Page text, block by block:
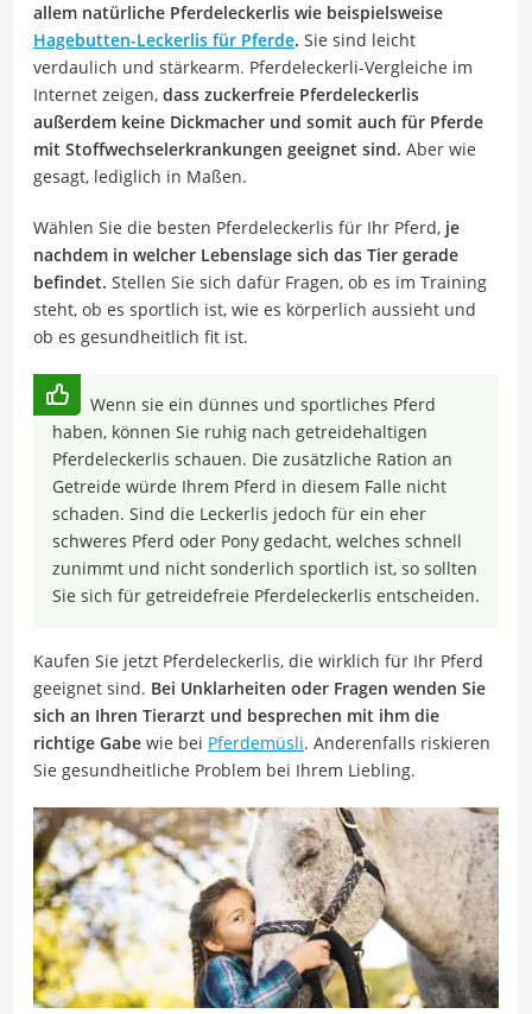
allem natürliche Pferdeleckerlis wie beispielsweise
Hagebutten-Leckerlis für Pferde. Sie sind leicht
verdaulich und stärkearm. Pferdeleckerli-Vergleiche im
Internet zeigen, dass zuckerfreie Pferdeleckerlis
außerdem keine Dickmacher und somit auch für Pferde
mit Stoffwechselerkrankungen geeignet sind. Aber wie
gesagt, lediglich in Maßen.
Wählen Sie die besten Pferdeleckerlis für Ihr Pferd, je
nachdem in welcher Lebenslage sich das Tier gerade
befindet. Stellen Sie sich dafür Fragen, ob es im Training
steht, ob es sportlich ist, wie es körperlich aussieht und
ob es gesundheitlich fit ist.
Wenn sie ein dünnes und sportliches Pferd
haben, können Sie ruhig nach getreidehaltigen
Pferdeleckerlis schauen. Die zusätzliche Ration an
Getreide würde Ihrem Pferd in diesem Falle nicht
schaden. Sind die Leckerlis jedoch für ein eher
schweres Pferd oder Pony gedacht, welches schnell
zunimmt und nicht sonderlich sportlich ist, so sollten
Sie sich für getreidefreie Pferdeleckerlis entscheiden.
Kaufen Sie jetzt Pferdeleckerlis, die wirklich für Ihr Pferd
geeignet sind. Bei Unklarheiten oder Fragen wenden Sie
sich an Ihren Tierarzt und besprechen mit ihm die
richtige Gabe wie bei Pferdemüsli. Anderenfalls riskieren
Sie gesundheitliche Problem bei Ihrem Liebling.